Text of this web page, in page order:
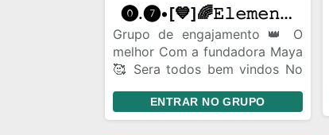
⓿.❼•[💙]🌈𝙴𝚕𝚎𝚖𝚎𝚗𝚝𝚘𝚜〷🌈
Grupo de engajamento 👑 O
melhor Com a fundadora Maya
🥰 Sera todos bem vindos No
ganhar seguidores E todos
terão que seguir dnv 🥰“ régua
ENTRAR NO GRUPO